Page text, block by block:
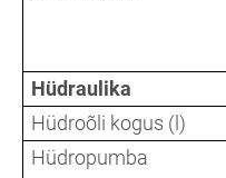
Hüdraulika
Hüdroõli kogus (l)
Hüdropumba